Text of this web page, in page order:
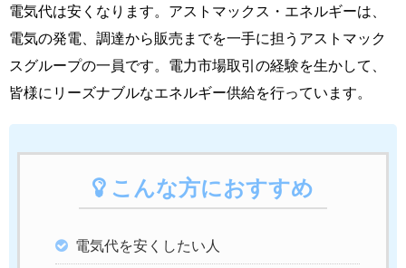
電気代は安くなります。アストマックス・エネルギーは、
電気の発電、調達から販売までを一手に担うアストマック
スグループの一員です。電力市場取引の経験を生かして、
皆様にリーズナブルなエネルギー供給を行っています。
こんな方におすすめ
電気代を安くしたい人